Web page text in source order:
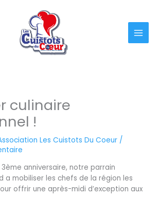
culinaire
!
Les Cuistots Du Coeur /
anniversaire, notre parrain
a mobiliser les chefs de la région les
offrir une après-midi d’exception aux